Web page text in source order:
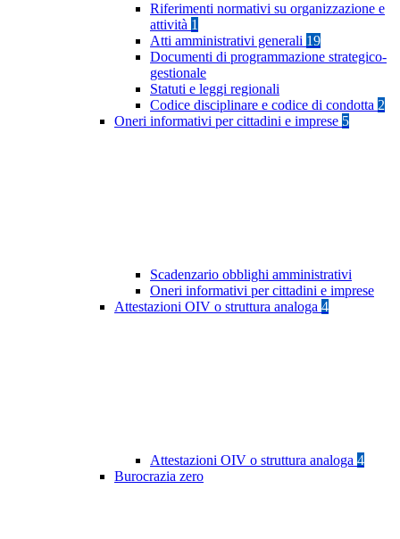
Riferimenti normativi su organizzazione e
attività 1
Atti amministrativi generali 19
Documenti di programmazione strategico-
gestionale
Statuti e leggi regionali
Codice disciplinare e codice di condotta 2
Oneri informativi per cittadini e imprese 5
Scadenzario obblighi amministrativi
Oneri informativi per cittadini e imprese
Attestazioni OIV o struttura analoga 4
Attestazioni OIV o struttura analoga 4
Burocrazia zero